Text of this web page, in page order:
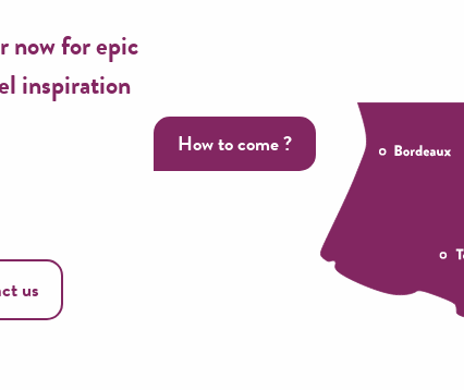
now for epic
inspiration
us
How to come ?